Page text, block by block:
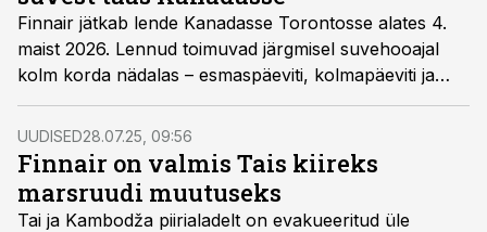
Finnair jätkab lende Kanadasse Torontosse alates 4.
maist 2026. Lennud toimuvad järgmisel suvehooajal
kolm korda nädalas – esmaspäeviti, kolmapäeviti ja
pühapäeviti.
UUDISED28.07.25, 09:56
Finnair on valmis Tais kiireks
marsruudi muutuseks
Tai ja Kambodža piirialadelt on evakueeritud üle